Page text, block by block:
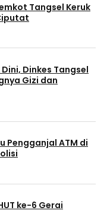
Tangsel Keruk
Dinkes Tangsel
Gizi dan
Pengganjal ATM di
ke-6 Gerai